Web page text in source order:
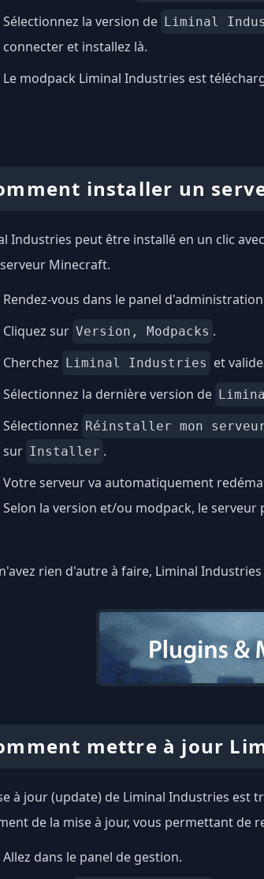
Sélectionnez la version de Liminal
connecter et installez là.
Le modpack Liminal Industries est
installer un
Industries peut être installé en un clic
Minecraft.
Rendez-vous dans le panel
Cliquez sur Version, Modpacks .
Cherchez
Liminal Industries et
Sélectionnez la dernière version de
Sélectionnez Réinstaller mon
sur Installer .
Votre serveur va automatiquement
Selon la version et/ou modpack, le
rien d'autre à faire, Liminal
mettre à jour
à jour (update) de Liminal Industries est
de la mise à jour, vous permettant de
Allez dans le panel de gestion.